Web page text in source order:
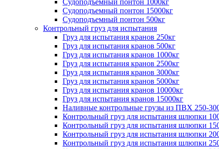
Судоподъемный понтон 1000кг
Судоподъемный понтон 15000кг
Судоподъемный понтон 500кг
Контрольный груз для испытания
Груз для испытания кранов 250кг
Груз для испытания кранов 500кг
Груз для испытания кранов 1000кг
Груз для испытания кранов 2500кг
Груз для испытания кранов 3000кг
Груз для испытания кранов 5000кг
Груз для испытания кранов 10000кг
Груз для испытания кранов 15000кг
Наливные контрольные грузы из ПВХ 250-
Контрольный груз для испытания шлюпки
Контрольный груз для испытания шлюпки
Контрольный груз для испытания шлюпки
Контрольный груз для испытания шлюпки